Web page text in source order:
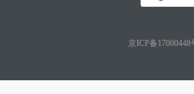
京ICP备17000448